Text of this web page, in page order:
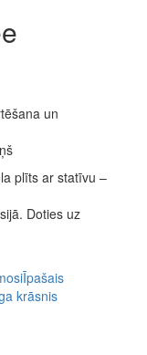
un
plīts ar statīvu –
Doties uz
Īpašais
krāsnis